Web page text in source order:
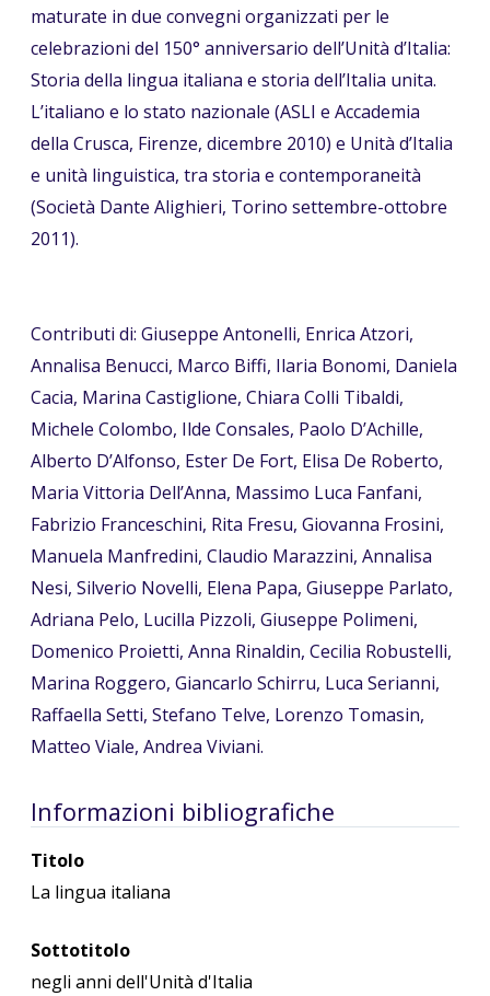
maturate in due convegni organizzati per le
celebrazioni del 150° anniversario dell’Unità d’Italia:
Storia della lingua italiana e storia dell’Italia unita.
L’italiano e lo stato nazionale (ASLI e Accademia
della Crusca, Firenze, dicembre 2010) e Unità d’Italia
e unità linguistica, tra storia e contemporaneità
(Società Dante Alighieri, Torino settembre-ottobre
2011).
Contributi di: Giuseppe Antonelli, Enrica Atzori,
Annalisa Benucci, Marco Biffi, Ilaria Bonomi, Daniela
Cacia, Marina Castiglione, Chiara Colli Tibaldi,
Michele Colombo, Ilde Consales, Paolo D’Achille,
Alberto D’Alfonso, Ester De Fort, Elisa De Roberto,
Maria Vittoria Dell’Anna, Massimo Luca Fanfani,
Fabrizio Franceschini, Rita Fresu, Giovanna Frosini,
Manuela Manfredini, Claudio Marazzini, Annalisa
Nesi, Silverio Novelli, Elena Papa, Giuseppe Parlato,
Adriana Pelo, Lucilla Pizzoli, Giuseppe Polimeni,
Domenico Proietti, Anna Rinaldin, Cecilia Robustelli,
Marina Roggero, Giancarlo Schirru, Luca Serianni,
Raffaella Setti, Stefano Telve, Lorenzo Tomasin,
Matteo Viale, Andrea Viviani.
Informazioni bibliografiche
Titolo
La lingua italiana
Sottotitolo
negli anni dell'Unità d'Italia